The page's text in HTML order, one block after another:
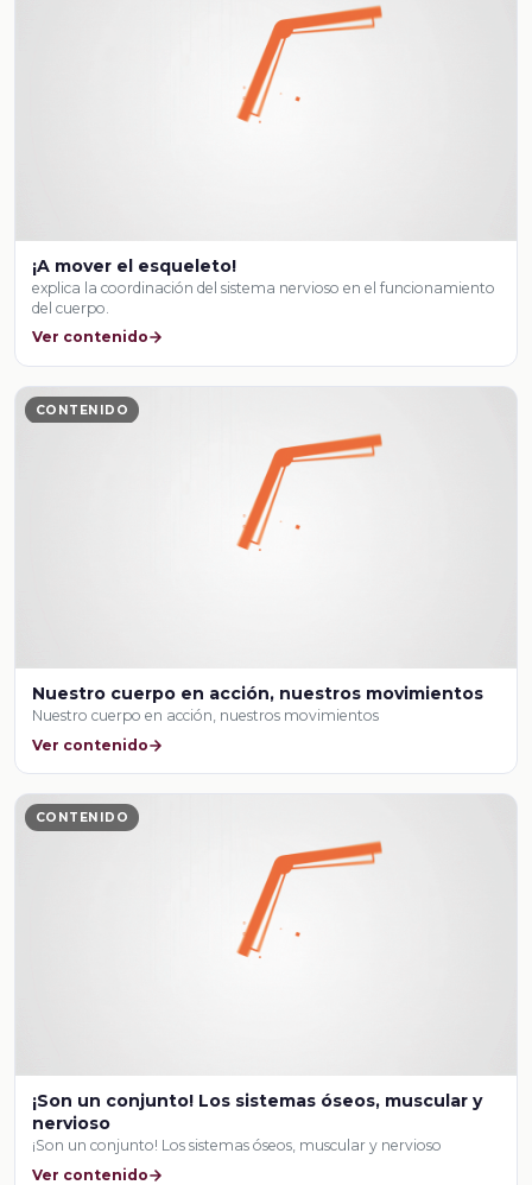
¡A mover el esqueleto!
explica la coordinación del sistema nervioso en el funcionamiento
del cuerpo.
Ver contenido
CONTENIDO
Nuestro cuerpo en acción, nuestros movimientos
Nuestro cuerpo en acción, nuestros movimientos
Ver contenido
CONTENIDO
¡Son un conjunto! Los sistemas óseos, muscular y
nervioso
¡Son un conjunto! Los sistemas óseos, muscular y nervioso
Ver contenido